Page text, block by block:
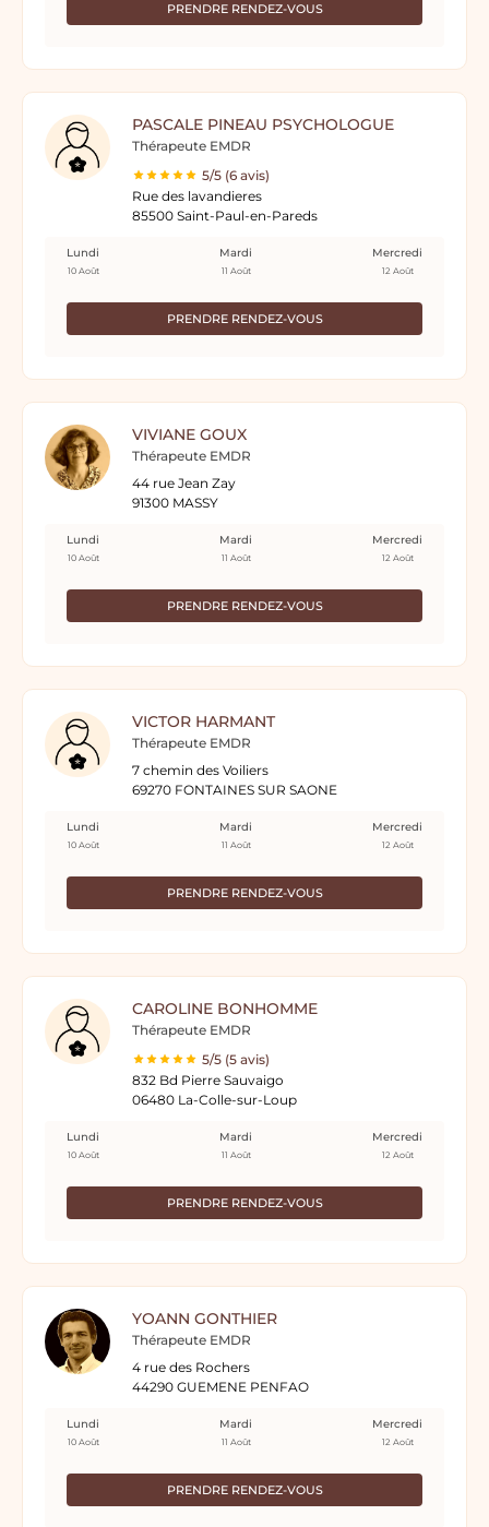
PRENDRE RENDEZ-VOUS
PASCALE PINEAU PSYCHOLOGUE
Thérapeute EMDR
5/5 (6 avis)
Rue des lavandieres
85500 Saint-Paul-en-Pareds
PRENDRE RENDEZ-VOUS
Lundi
10 Août
Mardi
11 Août
Mercredi
12 Août
VIVIANE GOUX
Thérapeute EMDR
44 rue Jean Zay
91300 MASSY
PRENDRE RENDEZ-VOUS
Lundi
10 Août
Mardi
11 Août
Mercredi
12 Août
VICTOR HARMANT
Thérapeute EMDR
7 chemin des Voiliers
69270 FONTAINES SUR SAONE
PRENDRE RENDEZ-VOUS
Lundi
10 Août
Mardi
11 Août
Mercredi
12 Août
CAROLINE BONHOMME
Thérapeute EMDR
5/5 (5 avis)
832 Bd Pierre Sauvaigo
06480 La-Colle-sur-Loup
PRENDRE RENDEZ-VOUS
Lundi
10 Août
Mardi
11 Août
Mercredi
12 Août
YOANN GONTHIER
Thérapeute EMDR
4 rue des Rochers
44290 GUEMENE PENFAO
PRENDRE RENDEZ-VOUS
Lundi
10 Août
Mardi
11 Août
Mercredi
12 Août